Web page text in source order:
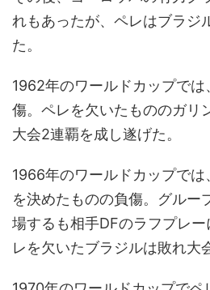
れもあったが、ペレはブラジ
た。
1962年のワールドカップで
傷。ペレを欠いたもののガリ
大会2連覇を成し遂げた。
1966年のワールドカップでは
を決めたものの負傷。グルー
場するも相手DFのラフプレ
レを欠いたブラジルは敗れ大